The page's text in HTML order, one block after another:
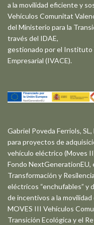
a la movilidad eficiente y
Vehículos Comunitat
del Ministerio para la
través del IDAE,
gestionado por el Instituto
Empresarial (IVACE).
Gabriel Poveda Ferriols,
para proyectos de
vehículo eléctrico (Moves
Fondo NextGenerationEU,
Transformación y
eléctricos “enchufables” y
de incentivos a la
MOVES III Vehículos
Transición Ecológica y el